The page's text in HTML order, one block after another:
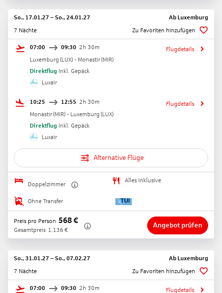
So., 17.01.27 – So., 24.01.27 Ab Luxemburg
7 Nächte
Zu Favoriten hinzufügen
07:00 09:30 2h 30m
Luxemburg (LUX) - Monastir(MIR)
Direktflug Inkl. Gepäck
Luxair
Flugdetails
10:25 12:55 2h 30m
Monastir(MIR) - Luxemburg (LUX)
Direktflug Inkl. Gepäck
Luxair
Flugdetails
Alternative Flüge
Doppelzimmer
Alles Inklusive
Ohne Transfer
Preis pro Person 568€
Gesamtpreis 1.136 €
Angebot prüfen
So., 31.01.27 – So., 07.02.27 Ab Luxemburg
7 Nächte
Zu Favoriten hinzufügen
07:00 09:30 2h 30m Flugdetails